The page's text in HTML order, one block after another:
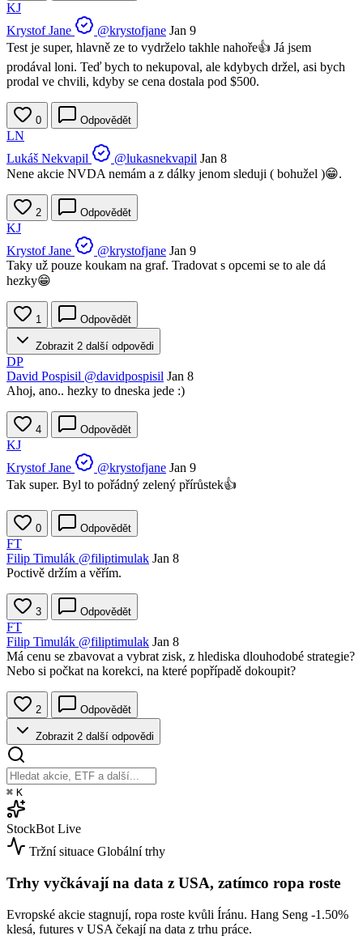
KJ
Krystof Jane
@krystofjane Jan 9
Test je super, hlavně ze to vydrželo takhle nahoře👍 Já jsem
prodával loni. Teď bych to nekupoval, ale kdybych držel, asi bych
prodal ve chvili, kdyby se cena dostala pod $500.
0 Odpovědět
LN
Lukáš Nekvapil
@lukasnekvapil Jan 8
Nene akcie NVDA nemám a z dálky jenom sleduji ( bohužel )😁.
2 Odpovědět
KJ
Krystof Jane
@krystofjane Jan 9
Taky už pouze koukam na graf. Tradovat s opcemi se to ale dá
hezky😁
1 Odpovědět
Zobrazit 2 další odpovědi
DP
David Pospisil @davidpospisil Jan 8
Ahoj, ano.. hezky to dneska jede :)
4 Odpovědět
KJ
Krystof Jane
@krystofjane Jan 9
Tak super. Byl to pořádný zelený přírůstek👍
0 Odpovědět
FT
Filip Timulák @filiptimulak Jan 8
Poctivě držím a věřím.
3 Odpovědět
FT
Filip Timulák @filiptimulak Jan 8
Má cenu se zbavovat a vybrat zisk, z hlediska dlouhodobé strategie?
Nebo si počkat na korekci, na které popřípadě dokoupit?
2 Odpovědět
Zobrazit 2 další odpovědi
⌘ K
StockBot Live
Tržní situace Globální trhy
Trhy vyčkávají na data z USA, zatímco ropa roste
Evropské akcie stagnují, ropa roste kvůli Íránu. Hang Seng -1.50%
klesá, futures v USA čekají na data z trhu práce.